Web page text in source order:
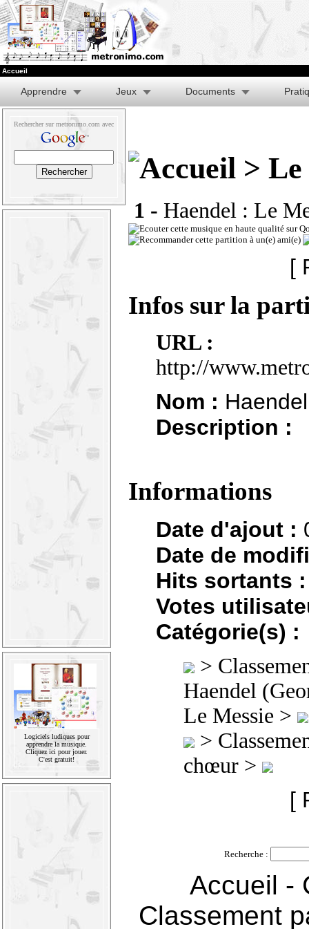
Accueil
Apprendre Jeux Documents
Rechercher sur metronimo.com avec
Logiciels ludiques pour
apprendre la musique.
Cliquez ici pour jouer.
C'est gratuit!
> Le
1 - Haendel : Le
[
Infos sur la
URL :
http://
Nom :
Description :
Informations
Date d'ajout :
Date de
Hits sortants :
Votes
Catégorie(s) :
>
Haendel
Le Messie >
>
chœur >
[
Recherche :
Accueil -
Classement